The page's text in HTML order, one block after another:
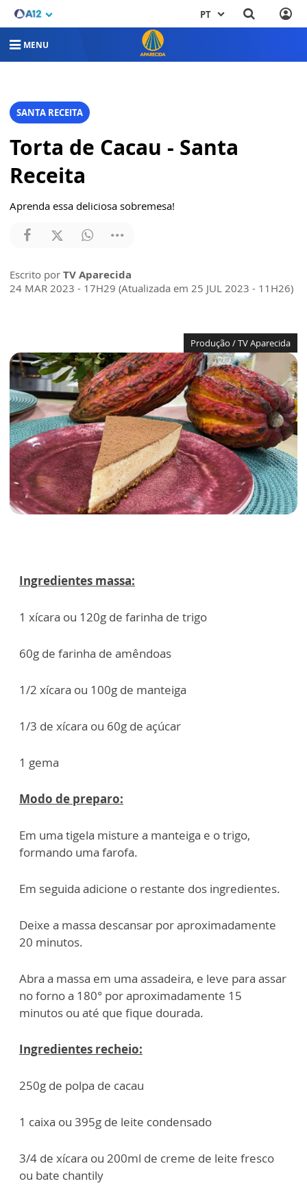
PT
MENU
SANTA RECEITA
Torta de Cacau - Santa
Receita
Aprenda essa deliciosa sobremesa!
Escrito por TV Aparecida
24 MAR 2023 - 17H29 (Atualizada em 25 JUL 2023 - 11H26)
Produção / TV Aparecida
Ingredientes massa:
1 xícara ou 120g de farinha de trigo
60g de farinha de amêndoas
1/2 xícara ou 100g de manteiga
1/3 de xícara ou 60g de açúcar
1 gema
Modo de preparo:
Em uma tigela misture a manteiga e o trigo,
formando uma farofa.
Em seguida adicione o restante dos ingredientes.
Deixe a massa descansar por aproximadamente
20 minutos.
Abra a massa em uma assadeira, e leve para assar
no forno a 180° por aproximadamente 15
minutos ou até que fique dourada.
Ingredientes recheio:
250g de polpa de cacau
1 caixa ou 395g de leite condensado
3/4 de xícara ou 200ml de creme de leite fresco
ou bate chantily